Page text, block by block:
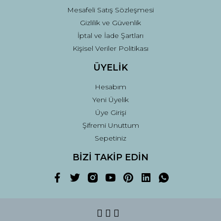
Mesafeli Satış Sözleşmesi
Gizlilik ve Güvenlik
İptal ve İade Şartları
Kişisel Veriler Politikası
ÜYELİK
Hesabım
Yeni Üyelik
Üye Girişi
Şifremi Unuttum
Sepetiniz
BİZİ TAKİP EDİN